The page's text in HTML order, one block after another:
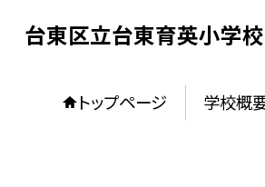
台東区立台東育英小学校
トップページ 学校概